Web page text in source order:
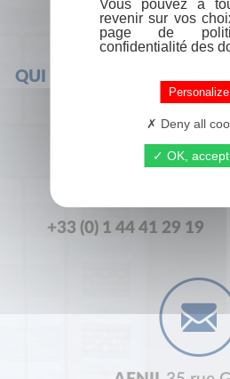
QUI SOMMES-NOUS ?
+33 (0) 1 44 41 29 19
Vous pouvez à
revenir sur vos
page de
confidentialité des
Personalize
Deny all
OK,